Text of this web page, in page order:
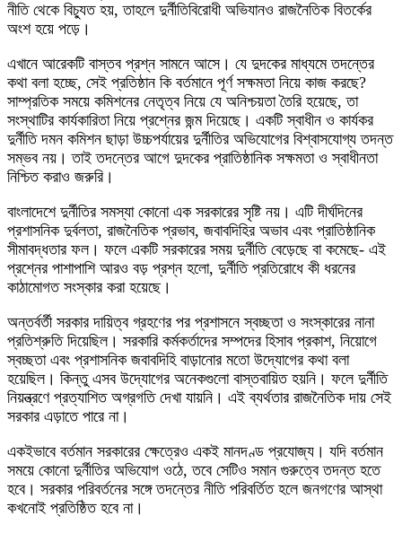
নীতি থেকে বিচ্যুত হয়, তাহলে দুর্নীতিবিরোধী অভিযানও রাজনৈতিক বিতর্কের
অংশ হয়ে পড়ে।
এখানে আরেকটি বাস্তব প্রশ্ন সামনে আসে। যে দুদকের মাধ্যমে তদন্তের
কথা বলা হচ্ছে, সেই প্রতিষ্ঠান কি বর্তমানে পূর্ণ সক্ষমতা নিয়ে কাজ করছে?
সাম্প্রতিক সময়ে কমিশনের নেতৃত্ব নিয়ে যে অনিশ্চয়তা তৈরি হয়েছে, তা
সংস্থাটির কার্যকারিতা নিয়ে প্রশ্নের জন্ম দিয়েছে। একটি স্বাধীন ও কার্যকর
দুর্নীতি দমন কমিশন ছাড়া উচ্চপর্যায়ের দুর্নীতির অভিযোগের বিশ্বাসযোগ্য তদন্ত
সম্ভব নয়। তাই তদন্তের আগে দুদকের প্রাতিষ্ঠানিক সক্ষমতা ও স্বাধীনতা
নিশ্চিত করাও জরুরি।
বাংলাদেশে দুর্নীতির সমস্যা কোনো এক সরকারের সৃষ্টি নয়। এটি দীর্ঘদিনের
প্রশাসনিক দুর্বলতা, রাজনৈতিক প্রভাব, জবাবদিহির অভাব এবং প্রাতিষ্ঠানিক
সীমাবদ্ধতার ফল। ফলে একটি সরকারের সময় দুর্নীতি বেড়েছে বা কমেছে- এই
প্রশ্নের পাশাপাশি আরও বড় প্রশ্ন হলো, দুর্নীতি প্রতিরোধে কী ধরনের
কাঠামোগত সংস্কার করা হয়েছে।
অন্তর্বর্তী সরকার দায়িত্ব গ্রহণের পর প্রশাসনে স্বচ্ছতা ও সংস্কারের নানা
প্রতিশ্রুতি দিয়েছিল। সরকারি কর্মকর্তাদের সম্পদের হিসাব প্রকাশ, নিয়োগে
স্বচ্ছতা এবং প্রশাসনিক জবাবদিহি বাড়ানোর মতো উদ্যোগের কথা বলা
হয়েছিল। কিন্তু এসব উদ্যোগের অনেকগুলো বাস্তবায়িত হয়নি। ফলে দুর্নীতি
নিয়ন্ত্রণে প্রত্যাশিত অগ্রগতি দেখা যায়নি। এই ব্যর্থতার রাজনৈতিক দায় সেই
সরকার এড়াতে পারে না।
একইভাবে বর্তমান সরকারের ক্ষেত্রেও একই মানদণ্ড প্রযোজ্য। যদি বর্তমান
সময়ে কোনো দুর্নীতির অভিযোগ ওঠে, তবে সেটিও সমান গুরুত্বে তদন্ত হতে
হবে। সরকার পরিবর্তনের সঙ্গে তদন্তের নীতি পরিবর্তিত হলে জনগণের আস্থা
কখনোই প্রতিষ্ঠিত হবে না।